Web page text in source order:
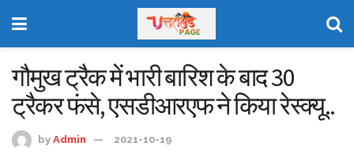
गौमुख ट्रैक में भारी बारिश के बाद 30
ट्रैकर फंसे, एसडीआरएफ ने किया रेस्क्यू..
by Admin 2021-10-19